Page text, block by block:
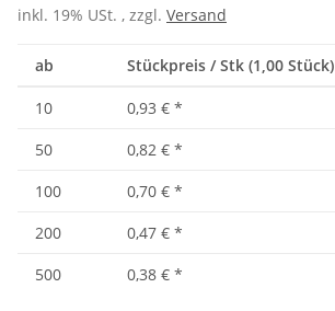
inkl. 19% USt. , zzgl. Versand
ab Stückpreis / Stk (1,00 Stück)
10 0,93 € *
50
0,82 € *
100
0,70 € *
200
0,47 € *
500
0,38 € *